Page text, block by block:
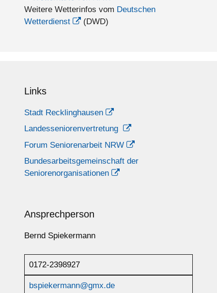
Weitere Wetterinfos vom Deutschen
Wetterdienst
(DWD)
Links
Stadt Recklinghausen
Landesseniorenvertretung
Forum Seniorenarbeit NRW
Bundesarbeitsgemeinschaft der
Seniorenorganisationen
Ansprechperson
Bernd Spiekermann
0172-2398927
bspiekermann@gmx.de